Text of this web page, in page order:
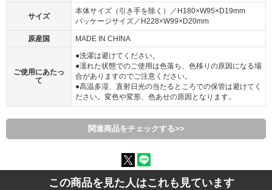
サイズ
本体サイズ（引き手を除く）／H180×W95×D19mm
パッケージサイズ／H228×W99×D20mm
原産国 MADE IN CHINA
ご使用にあたっ
て
●洗濯は避けてください。
●濡れた状態でのご使用は色落ち、色移りの原因になる場
合がありますのでご注意ください。
●高温多湿、直射日光の当たるところでの保管は避けてく
ださい。変色や変形、色あせの原因となります。
関連商品をチェックする>>
この商品を見た人はこれも見ています